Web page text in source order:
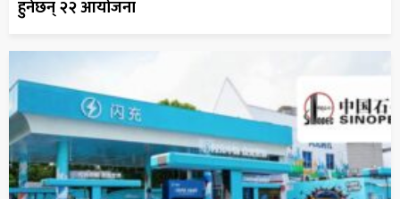
हुनेछन् २२ आयोजना